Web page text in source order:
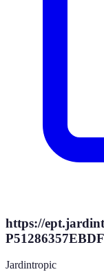
https://
Jardintropic